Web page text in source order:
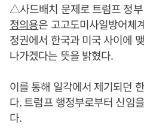
△사드배치 문제로 트럼프 정
정의용은 고고도미사일방어체
정권에서 한국과 미국 사이에
나가겠다는 뜻을 밝혔다.
이를 통해 일각에서 제기되던
다. 트럼프 행정부로부터 신임
다.